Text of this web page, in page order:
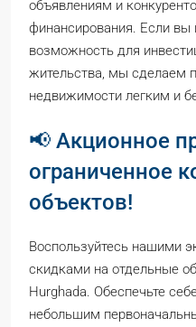
объявлениям и
финансирования. Если вы
возможность для
жительства, мы сделаем
недвижимости легким и
📢 Акционное
ограниченное
объектов!
Воспользуйтесь нашими
скидками на отдельные
Hurghada. Обеспечьте
небольшим